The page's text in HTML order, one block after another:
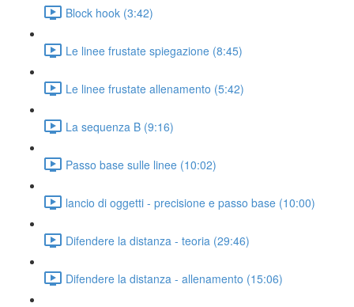
Block hook (3:42)
Le linee frustate spiegazione (8:45)
Le linee frustate allenamento (5:42)
La sequenza B (9:16)
Passo base sulle linee (10:02)
lancio di oggetti - precisione e passo base (10:00)
Difendere la distanza - teoria (29:46)
Difendere la distanza - allenamento (15:06)